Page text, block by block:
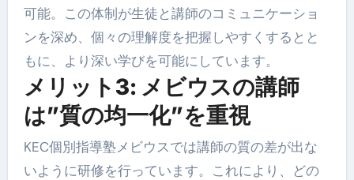
可能。この体制が生徒と講師のコミュニケーショ
ンを深め、個々の理解度を把握しやすくするとと
もに、より深い学びを可能にしています。
メリット3: メビウスの講師
は”質の均一化”を重視
KEC個別指導塾メビウスでは講師の質の差が出な
いように研修を行っています。これにより、どの